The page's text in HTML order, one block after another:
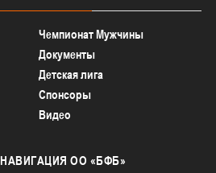
Чемпионат Мужчины
Документы
Детская лига
Спонсоры
Видео
НАВИГАЦИЯ ОО «БФБ»